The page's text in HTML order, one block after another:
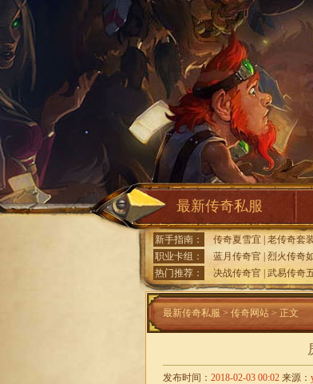
最新传奇私服
新手指南： 传奇夏雪宜 老传奇套
职业卡组：
蓝月传奇官 烈火传奇
热门推荐：
决战传奇官 武易传奇
最新传奇私服 > 传奇网站 > 正文
发布时间： 2018-02-03 00:02 来源：